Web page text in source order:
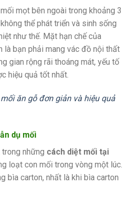
mọt bên ngoài trong khoảng 3
thể phát triển và sinh sống
như thế. Mặt hạn chế của
là bạn phải mang vác đồ nội thất
gian rộng rãi thoáng mát, yếu tố
hiệu quả tốt nhất.
ăn gỗ đơn giản và hiệu quả
dụ mối
những cách diệt mối tại
loạt con mối trong vòng một lúc.
bìa carton, nhất là khi bìa carton